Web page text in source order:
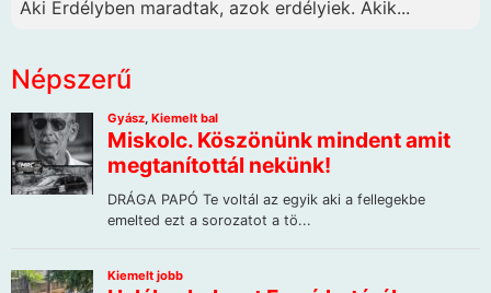
Aki Erdélyben maradtak, azok erdélyiek. Akik...
Népszerű